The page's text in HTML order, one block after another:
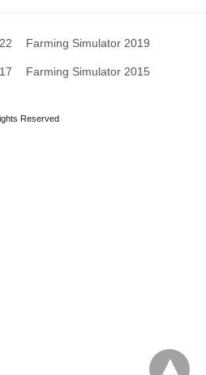
Farming Simulator 2019
Farming Simulator 2015
Reserved